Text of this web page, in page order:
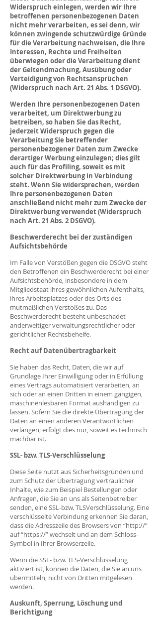
Widerspruch einlegen, werden wir Ihre
betroffenen personenbezogenen Daten
nicht mehr verarbeiten, es sei denn, wir
können zwingende schutzwürdige Gründe
für die Verarbeitung nachweisen, die Ihre
Interessen, Rechte und Freiheiten
überwiegen oder die Verarbeitung dient
der Geltendmachung, Ausübung oder
Verteidigung von Rechtsansprüchen
(Widerspruch nach Art. 21 Abs. 1 DSGVO).
Werden Ihre personenbezogenen Daten
verarbeitet, um Direktwerbung zu
betreiben, so haben Sie das Recht,
jederzeit Widerspruch gegen die
Verarbeitung Sie betreffender
personenbezogener Daten zum Zwecke
derartiger Werbung einzulegen; dies gilt
auch für das Profiling, soweit es mit
solcher Direktwerbung in Verbindung
steht. Wenn Sie widersprechen, werden
Ihre personenbezogenen Daten
anschließend nicht mehr zum Zwecke der
Direktwerbung verwendet (Widerspruch
nach Art. 21 Abs. 2 DSGVO).
Beschwerderecht bei der zuständigen
Aufsichtsbehörde
Im Falle von Verstößen gegen die DSGVO steht
den Betroffenen ein Beschwerderecht bei einer
Aufsichtsbehörde, insbesondere in dem
Mitgliedstaat ihres gewöhnlichen Aufenthalts,
ihres Arbeitsplatzes oder des Orts des
mutmaßlichen Verstoßes zu. Das
Beschwerderecht besteht unbeschadet
anderweitiger verwaltungsrechtlicher oder
gerichtlicher Rechtsbehelfe.
Recht auf Datenübertragbarkeit
Sie haben das Recht, Daten, die wir auf
Grundlage Ihrer Einwilligung oder in Erfüllung
eines Vertrags automatisiert verarbeiten, an
sich oder an einen Dritten in einem gängigen,
maschinenlesbaren Format aushändigen zu
lassen. Sofern Sie die direkte Übertragung der
Daten an einen anderen Verantwortlichen
verlangen, erfolgt dies nur, soweit es technisch
machbar ist.
SSL- bzw. TLS-Verschlüsselung
Diese Seite nutzt aus Sicherheitsgründen und
zum Schutz der Übertragung vertraulicher
Inhalte, wie zum Beispiel Bestellungen oder
Anfragen, die Sie an uns als Seitenbetreiber
senden, eine SSL-bzw. TLSVerschlüsselung. Eine
verschlüsselte Verbindung erkennen Sie daran,
dass die Adresszeile des Browsers von “http://”
auf “https://” wechselt und an dem Schloss-
Symbol in Ihrer Browserzeile.
Wenn die SSL- bzw. TLS-Verschlüsselung
aktiviert ist, können die Daten, die Sie an uns
übermitteln, nicht von Dritten mitgelesen
werden.
Auskunft, Sperrung, Löschung und
Berichtigung